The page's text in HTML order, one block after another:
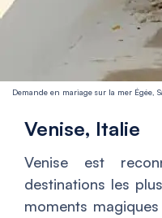
Demande en mariage sur la mer Égée,
Venise, Italie
Venise est
destinations les
moments